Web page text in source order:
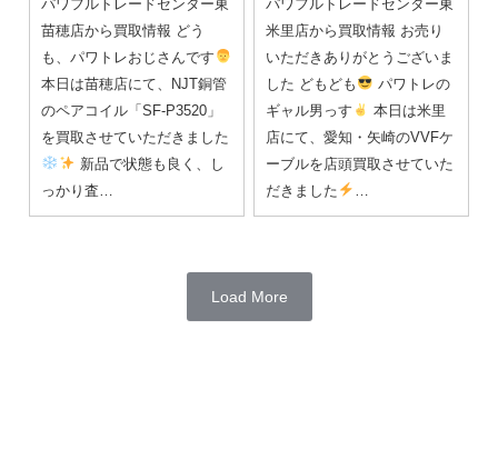
パワフルトレードセンター東
苗穂店から買取情報 どう
も、パワトレおじさんです
本日は苗穂店にて、NJT銅管
のペアコイル「SF-P3520」
を買取させていただきました
新品で状態も良く、し
っかり査…
パワフルトレードセンター東
米里店から買取情報 お売り
いただきありがとうございま
した どもども
パワトレの
ギャル男っす
本日は米里
店にて、愛知・矢崎のVVFケ
ーブルを店頭買取させていた
だきました
…
Load More